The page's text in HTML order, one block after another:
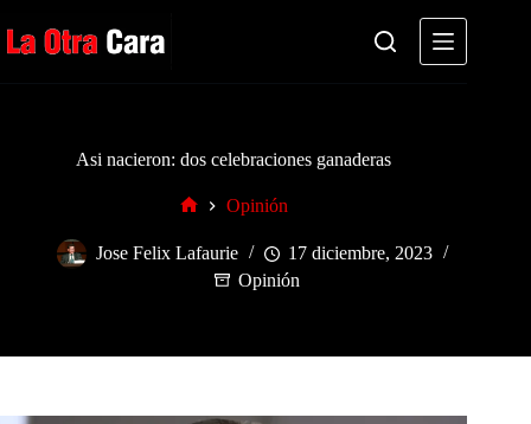
al
contenido
Asi nacieron: dos celebraciones ganaderas
Opinión
Jose Felix Lafaurie
17 diciembre, 2023
Opinión